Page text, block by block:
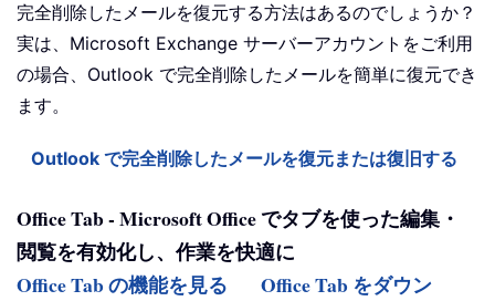
完全削除したメールを復元する方法はあるのでしょうか？
実は、Microsoft Exchange サーバーアカウントをご利用
の場合、Outlook で完全削除したメールを簡単に復元でき
ます。
Outlook で完全削除したメールを復元または復旧する
Office Tab - Microsoft Office でタブを使った編集・
閲覧を有効化し、作業を快適に
Office Tab の機能を見る
Office Tab をダウン